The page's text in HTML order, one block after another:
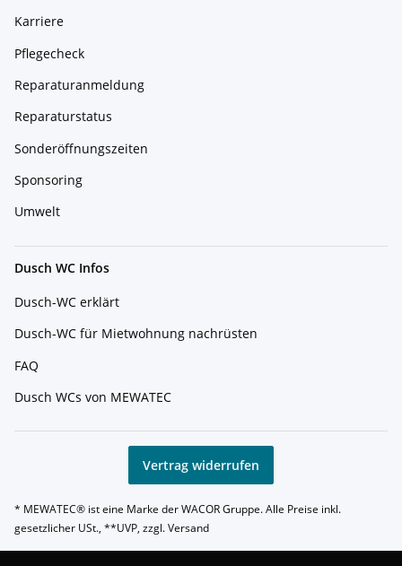
Karriere
Pflegecheck
Reparaturanmeldung
Reparaturstatus
Sonderöffnungszeiten
Sponsoring
Umwelt
Dusch WC Infos
Dusch-WC erklärt
Dusch-WC für Mietwohnung nachrüsten
FAQ
Dusch WCs von MEWATEC
Vertrag widerrufen
* MEWATEC® ist eine Marke der WACOR Gruppe. Alle Preise inkl.
gesetzlicher USt., **UVP, zzgl.Versand